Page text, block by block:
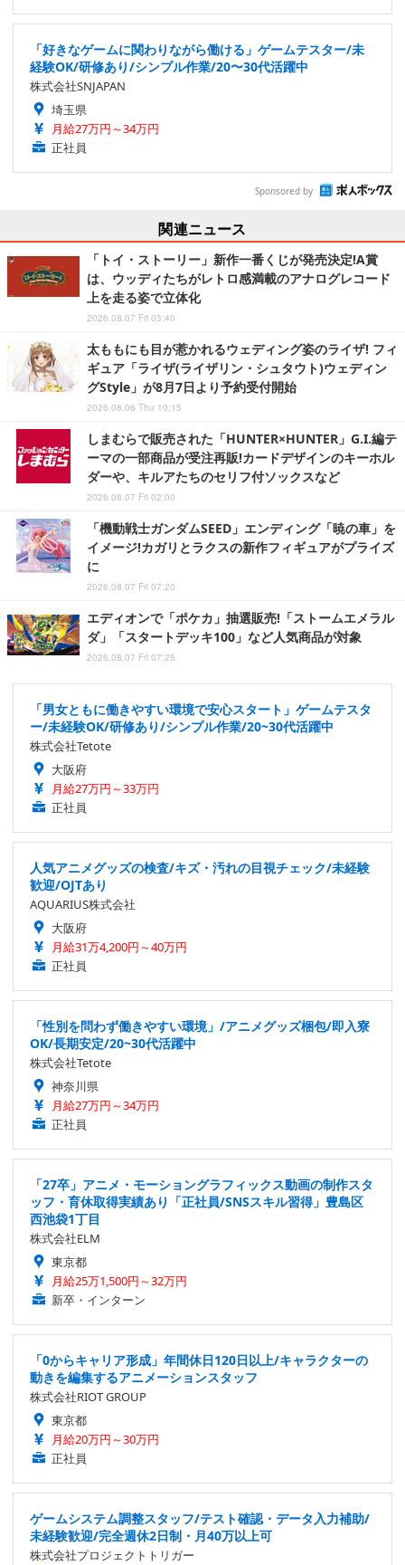
「好きなゲームに関わりながら働ける」ゲームテスター/未
経験OK/研修あり/シンプル作業/20〜30代活躍中
株式会社SNJAPAN
埼玉県
月給27万円～34万円
正社員
Sponsored by
関連ニュース
「トイ・ストーリー」新作一番くじが発売決定!A賞
は、ウッディたちがレトロ感満載のアナログレコード
上を走る姿で立体化
2026.08.07 Fri 03:40
太ももにも目が惹かれるウェディング姿のライザ! フィ
ギュア「ライザ(ライザリン・シュタウト)ウェディン
グStyle」が8月7日より予約受付開始
2026.08.06 Thu 10:15
しまむらで販売された「HUNTER×HUNTER」G.I.編テ
ーマの一部商品が受注再販!カードデザインのキーホル
ダーや、キルアたちのセリフ付ソックスなど
2026.08.07 Fri 02:00
「機動戦士ガンダムSEED」エンディング「暁の車」を
イメージ!カガリとラクスの新作フィギュアがプライズ
に
2026.08.07 Fri 07:20
エディオンで「ポケカ」抽選販売!「ストームエメラル
ダ」「スタートデッキ100」など人気商品が対象
2026.08.07 Fri 07:25
「男女ともに働きやすい環境で安心スタート」ゲームテスタ
ー/未経験OK/研修あり/シンプル作業/20~30代活躍中
株式会社Tetote
大阪府
月給27万円～33万円
正社員
人気アニメグッズの検査/キズ・汚れの目視チェック/未経験
歓迎/OJTあり
AQUARIUS株式会社
大阪府
月給31万4,200円～40万円
正社員
「性別を問わず働きやすい環境」/アニメグッズ梱包/即入寮
OK/長期安定/20~30代活躍中
株式会社Tetote
神奈川県
月給27万円～34万円
正社員
「27卒」アニメ・モーショングラフィックス動画の制作スタ
ッフ・育休取得実績あり「正社員/SNSスキル習得」豊島区
西池袋1丁目
株式会社ELM
東京都
月給25万1,500円～32万円
新卒・インターン
「0からキャリア形成」年間休日120日以上/キャラクターの
動きを編集するアニメーションスタッフ
株式会社RIOT GROUP
東京都
月給20万円～30万円
正社員
ゲームシステム調整スタッフ/テスト確認・データ入力補助/
未経験歓迎/完全週休2日制・月40万以上可
株式会社プロジェクトトリガー